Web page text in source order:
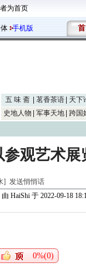
为首页
手机版 首
五 味 斋 茗香茶语
天下
史地人物
军事天地 跨国
观艺术
] 发送悄悄话
由 HaiShi 于 2022-09-18
0%(0)